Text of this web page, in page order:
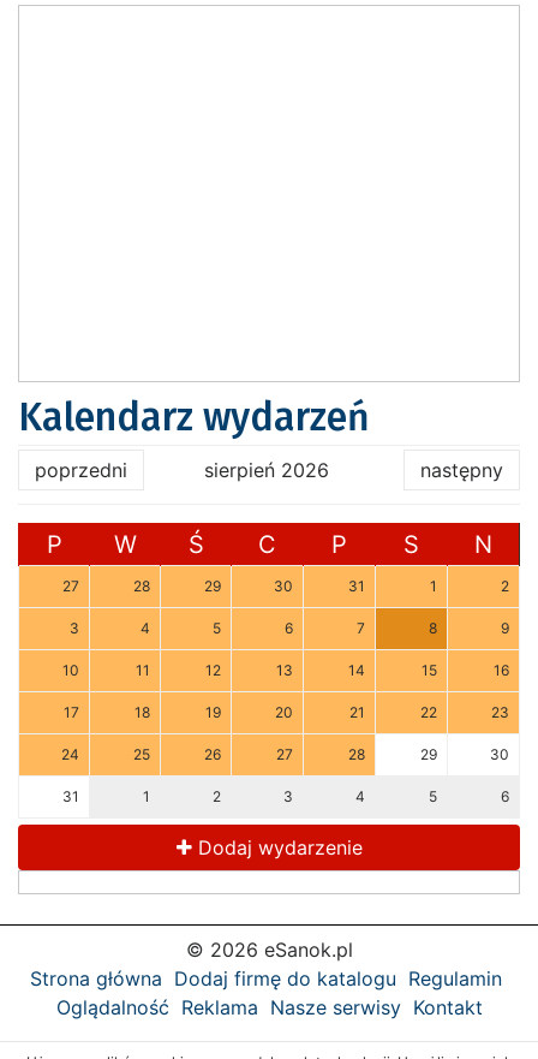
Kalendarz wydarzeń
poprzedni sierpień 2026 następny
P W Ś C P S N
27 28 29 30 31 1 2
3 4 5 6 7 8 9
10 11 12 13 14 15 16
17 18 19 20 21 22 23
24 25 26 27 28 29 30
31 1 2 3 4 5 6
Dodaj wydarzenie
© 2026 eSanok.pl
Strona główna Dodaj firmę do katalogu Regulamin
Oglądalność Reklama Nasze serwisy Kontakt